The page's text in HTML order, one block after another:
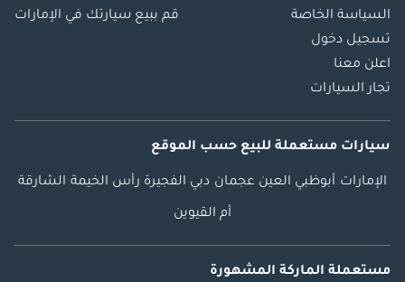
السياسة الخاصة
تسجيل دخول
اعلن معنا
تجار السيارات
قم ببيع سيارتك في الإمارات
سيارات مستعملة للبيع حسب الموقع
الإمارات أبوظبي العين عجمان دبي الفجيرة رأس الخيمة الشارقة
أم القيوين
مستعملة الماركة المشهورة